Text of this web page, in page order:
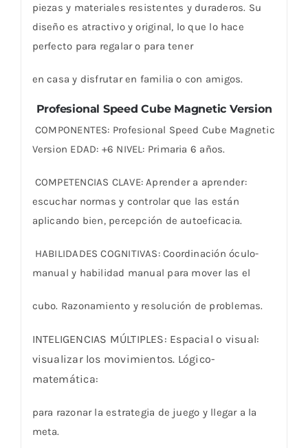
piezas y materiales resistentes y duraderos. Su
diseño es atractivo y original, lo que lo hace
perfecto para regalar o para tener
en casa y disfrutar en familia o con amigos.
Profesional Speed Cube Magnetic Version
️ COMPONENTES: Profesional Speed Cube Magnetic
Version EDAD: +6 NIVEL: Primaria 6 años.
‍ COMPETENCIAS CLAVE: Aprender a aprender:
escuchar normas y controlar que las están
aplicando bien, percepción de autoeficacia.
‍ HABILIDADES COGNITIVAS: Coordinación óculo-
manual y habilidad manual para mover las el
cubo. Razonamiento y resolución de problemas.
INTELIGENCIAS MÚLTIPLES: Espacial o visual:
visualizar los movimientos. Lógico-
matemática:
para razonar la estrategia de juego y llegar a la
meta.